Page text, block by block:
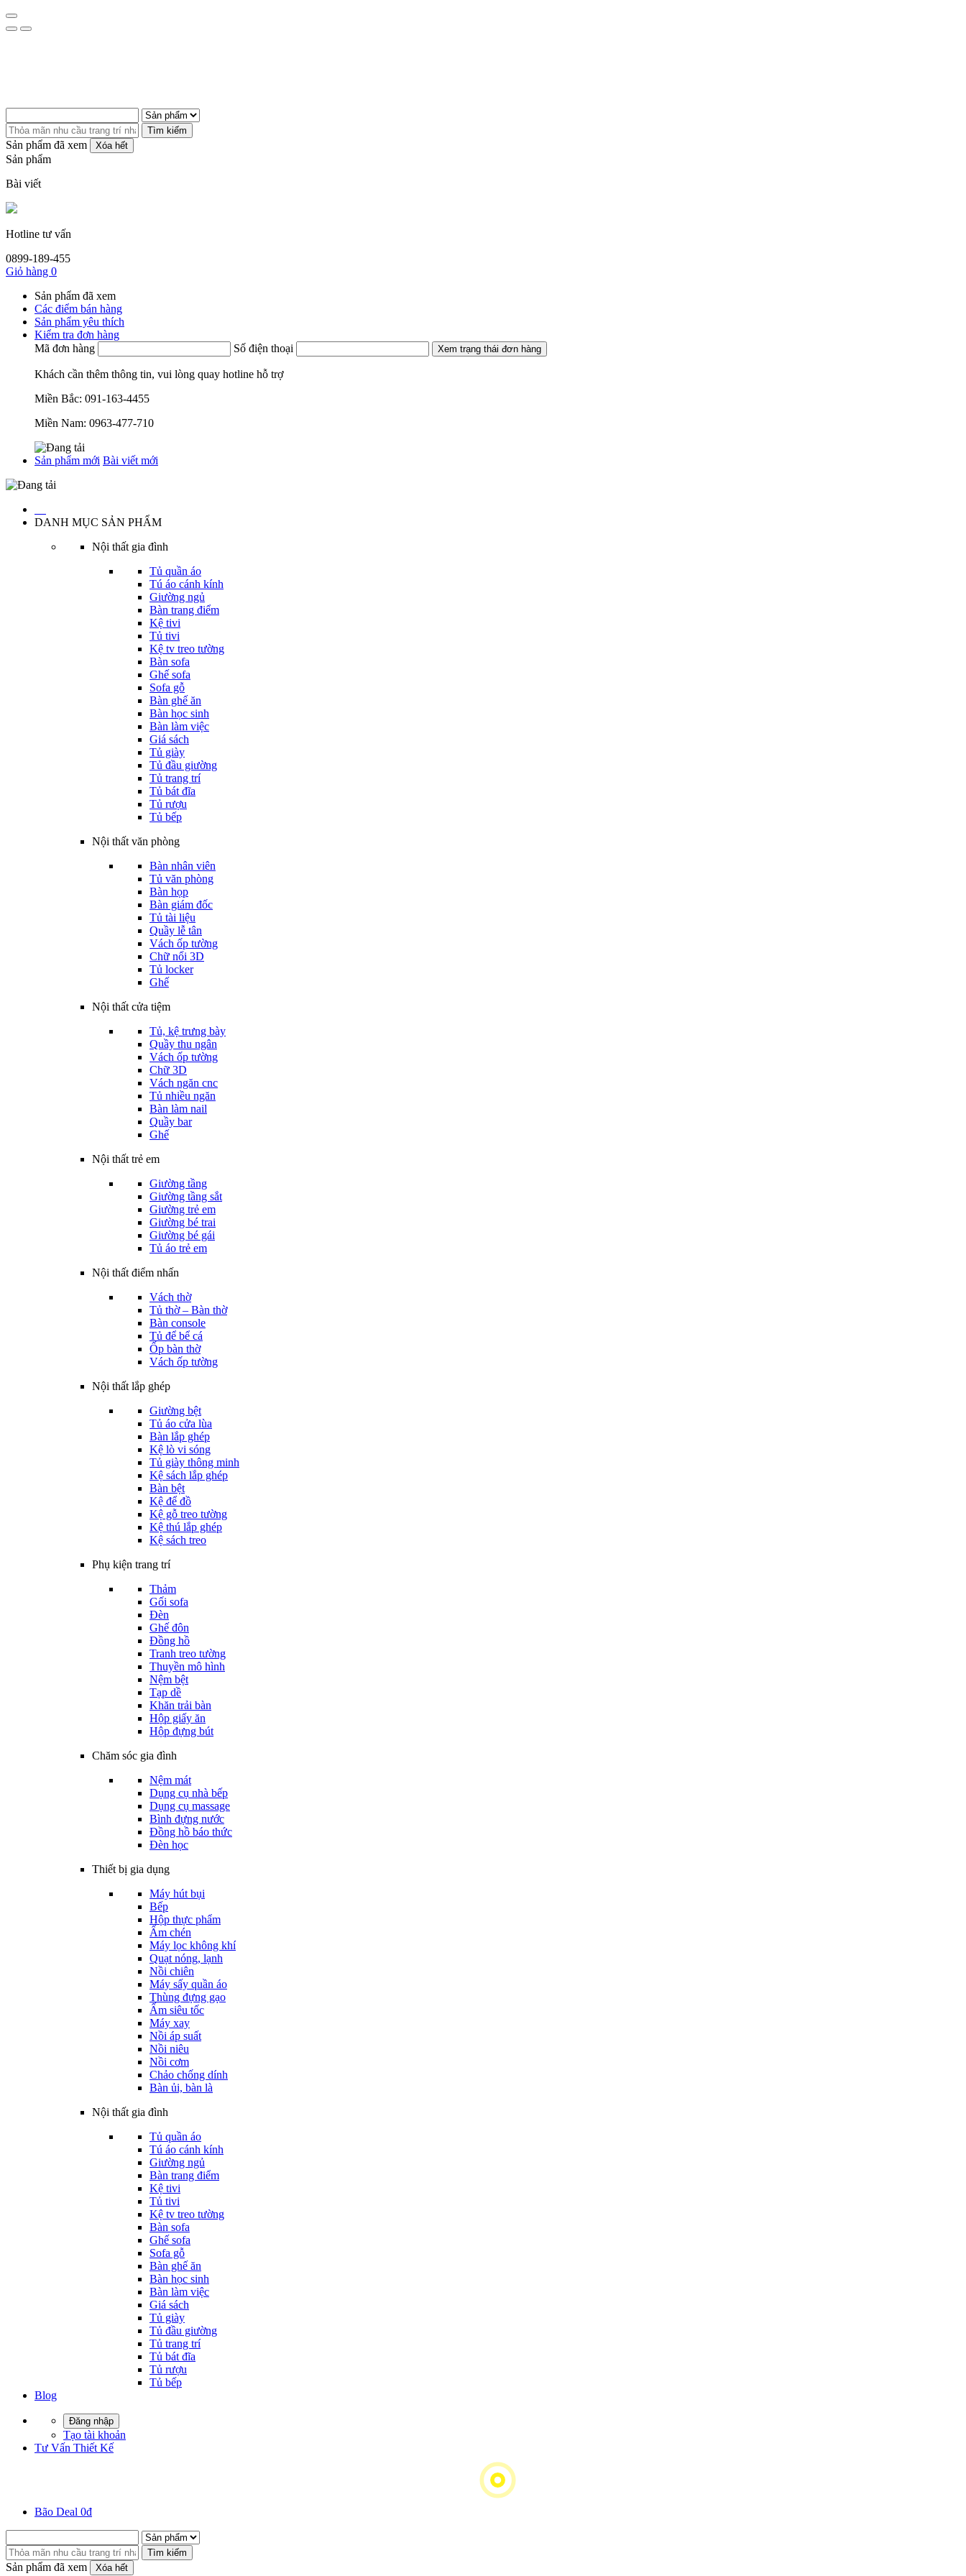
Tìm kiếm
Sản phẩm đã xem Xóa hết
Sản phẩm
Bài viết
Hotline tư vấn
0899-189-455
Giỏ hàng 0
Sản phẩm đã xem
Các điểm bán hàng
Sản phẩm yêu thích
Kiểm tra đơn hàng
Mã đơn hàng
Số điện thoại Xem trạng thái đơn hàng
Khách cần thêm thông tin, vui lòng quay hotline hỗ trợ
Miền Bắc: 091-163-4455
Miền Nam: 0963-477-710
Sản phẩm mới Bài viết mới
DANH MỤC SẢN PHẨM
Nội thất gia đình
Tủ quần áo
Tú áo cánh kính
Giường ngủ
Bàn trang điểm
Kệ tivi
Tủ tivi
Kệ tv treo tường
Bàn sofa
Ghế sofa
Sofa gỗ
Bàn ghế ăn
Bàn học sinh
Bàn làm việc
Giá sách
Tủ giày
Tủ đầu giường
Tủ trang trí
Tủ bát đĩa
Tủ rượu
Tủ bếp
Nội thất văn phòng
Bàn nhân viên
Tủ văn phòng
Bàn họp
Bàn giám đốc
Tủ tài liệu
Quầy lễ tân
Vách ốp tường
Chữ nổi 3D
Tủ locker
Ghế
Nội thất cửa tiệm
Tủ, kệ trưng bày
Quầy thu ngân
Vách ốp tường
Chữ 3D
Vách ngăn cnc
Tủ nhiều ngăn
Bàn làm nail
Quầy bar
Ghế
Nội thất trẻ em
Giường tầng
Giường tầng sắt
Giường trẻ em
Giường bé trai
Giường bé gái
Tủ áo trẻ em
Nội thất điểm nhấn
Vách thờ
Tủ thờ – Bàn thờ
Bàn console
Tủ để bể cá
Ốp bàn thờ
Vách ốp tường
Nội thất lắp ghép
Giường bệt
Tủ áo cửa lùa
Bàn lắp ghép
Kệ lò vi sóng
Tủ giày thông minh
Kệ sách lắp ghép
Bàn bệt
Kệ để đồ
Kệ gỗ treo tường
Kệ thú lắp ghép
Kệ sách treo
Phụ kiện trang trí
Thảm
Gối sofa
Đèn
Ghế đôn
Đồng hồ
Tranh treo tường
Thuyền mô hình
Nệm bệt
Tạp dề
Khăn trải bàn
Hộp giấy ăn
Hộp đựng bút
Chăm sóc gia đình
Nệm mát
Dụng cụ nhà bếp
Dụng cụ massage
Bình đựng nước
Đồng hồ báo thức
Đèn học
Thiết bị gia dụng
Máy hút bụi
Bếp
Hộp thực phẩm
Ấm chén
Máy lọc không khí
Quạt nóng, lạnh
Nồi chiên
Máy sấy quần áo
Thùng đựng gạo
Ấm siêu tốc
Máy xay
Nồi áp suất
Nồi niêu
Nồi cơm
Chảo chống dính
Bàn ủi, bàn là
Nội thất gia đình
Tủ quần áo
Tú áo cánh kính
Giường ngủ
Bàn trang điểm
Kệ tivi
Tủ tivi
Kệ tv treo tường
Bàn sofa
Ghế sofa
Sofa gỗ
Bàn ghế ăn
Bàn học sinh
Bàn làm việc
Giá sách
Tủ giày
Tủ đầu giường
Tủ trang trí
Tủ bát đĩa
Tủ rượu
Tủ bếp
Blog
Đăng nhập
Tạo tài khoản
Tư Vấn Thiết Kế
Bão Deal 0đ
Tìm kiếm
Sản phẩm đã xem Xóa hết